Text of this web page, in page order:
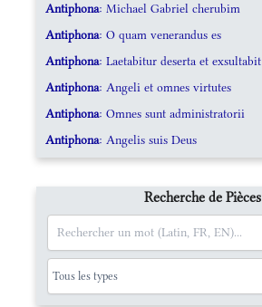
Antiphona: Michael Gabriel cherubim
Antiphona: O quam venerandus es
Antiphona: Laetabitur deserta et exsultabit
Antiphona: Angeli et omnes virtutes
Antiphona: Omnes sunt administratorii
Antiphona: Angelis suis Deus
Recherche de Pièces